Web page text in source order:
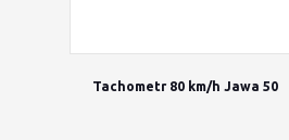
Tachometr 80 km/h Jawa 50